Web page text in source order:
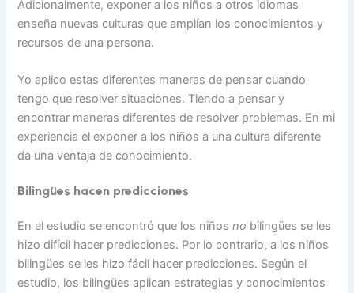
Adicionalmente, exponer a los niños a otros idiomas
enseña nuevas culturas que amplían los conocimientos y
recursos de una persona.
Yo aplico estas diferentes maneras de pensar cuando
tengo que resolver situaciones. Tiendo a pensar y
encontrar maneras diferentes de resolver problemas. En mi
experiencia el exponer a los niños a una cultura diferente
da una ventaja de conocimiento.
Bilingües hacen predicciones
En el estudio se encontró que los niñosno bilingües se les
hizo difícil hacer predicciones. Por lo contrario, a los niños
bilingües se les hizo fácil hacer predicciones. Según el
estudio, los bilingües aplican estrategias y conocimientos